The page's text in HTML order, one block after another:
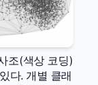
조(색상 코딩)
다. 개별 클래